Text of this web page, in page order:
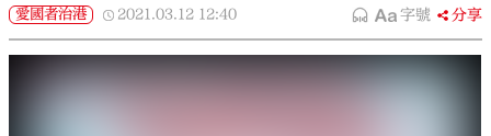
愛國者治港 2021.03.12 12:40 字號 分享